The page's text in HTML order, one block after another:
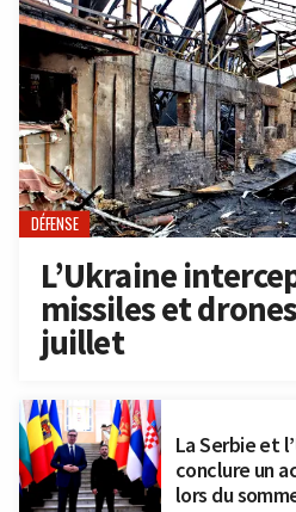
DÉFENSE
L’Ukraine
missiles et
juillet
La Serbie et
conclure un
lors du